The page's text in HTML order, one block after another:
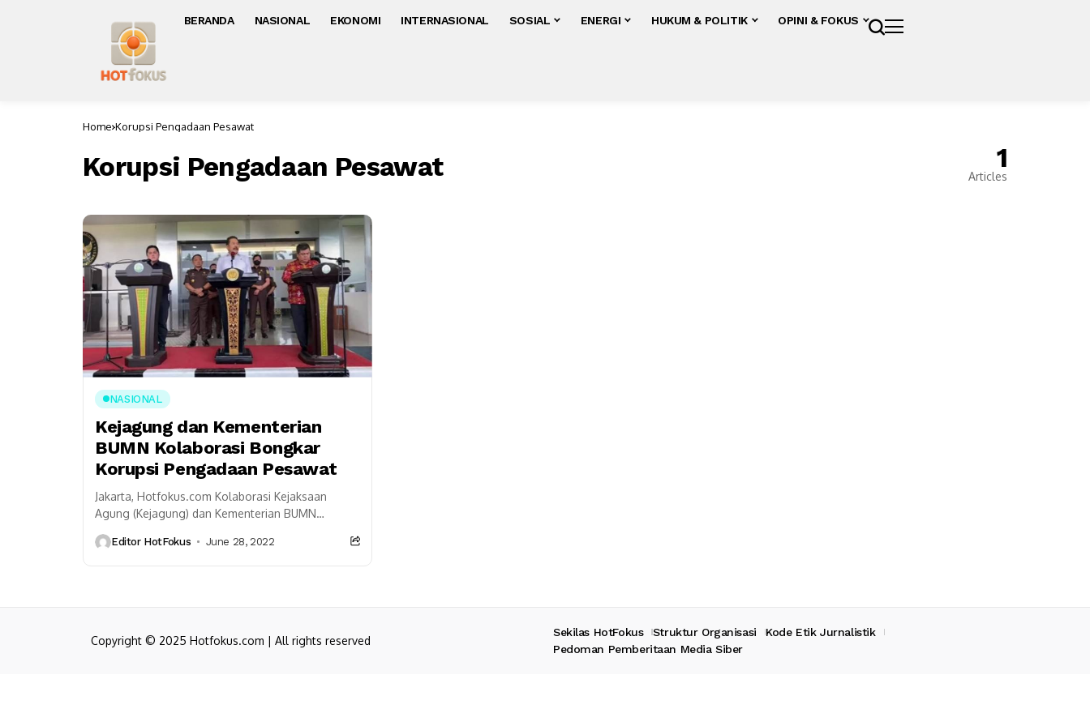
BERANDA NASIONAL EKONOMI INTERNASIONAL SOSIAL ENERGI HUKUM & POLITIK OPINI & FOKUS
Home Korupsi Pengadaan Pesawat
Korupsi Pengadaan Pesawat 1
Articles
NASIONAL
Kejagung dan Kementerian
BUMN Kolaborasi Bongkar
Korupsi Pengadaan Pesawat
Jakarta, Hotfokus.com Kolaborasi Kejaksaan
Agung (Kejagung) dan Kementerian BUMN
BUMN. Setelah Asabri dan Jiwasraya, kini
Editor HotFokus June 28, 2022
Copyright © 2025 Hotfokus.com | All rights reserved
Sekilas HotFokus Struktur Organisasi
Kode Etik Jurnalistik
Pedoman Pemberitaan Media Siber